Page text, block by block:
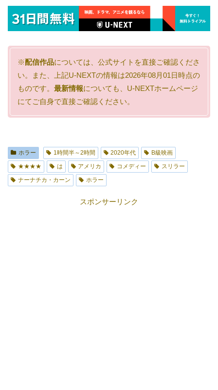
※配信作品については、公式サイトを直接ご確認くださ
い。また、上記U-NEXTの情報は2026年08月01日時点の
ものです。 最新情報についても、U-NEXTホームページ
にてご自身で直接ご確認ください。
ホラー 1時間半～2時間 2020年代
B級映画
★★★★
は アメリカ コメディー
スリラー
ナーナチカ・カーン
ホラー
スポンサーリンク